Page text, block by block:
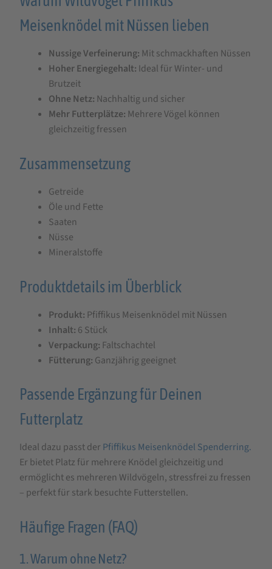
Meisenknödel mit Nüssen lieben
Nussige Verfeinerung: Mit schmackhaften Nüssen
Hoher Energiegehalt: Ideal für Winter- und
Brutzeit
Ohne Netz: Nachhaltig und sicher
Mehr Futterplätze: Mehrere Vögel können
gleichzeitig fressen
Zusammensetzung
Getreide
Öle und Fette
Saaten
Nüsse
Mineralstoffe
Produktdetails im Überblick
Produkt: Pfiffikus Meisenknödel mit Nüssen
Inhalt: 6 Stück
Verpackung: Faltschachtel
Fütterung: Ganzjährig geeignet
Passende Ergänzung für Deinen
Futterplatz
Ideal dazu passt der Pfiffikus Meisenknödel Spenderring.
Er bietet Platz für mehrere Knödel gleichzeitig und
ermöglicht es mehreren Wildvögeln, stressfrei zu fressen
– perfekt für stark besuchte Futterstellen.
Häufige Fragen (FAQ)
1. Warum ohne Netz?